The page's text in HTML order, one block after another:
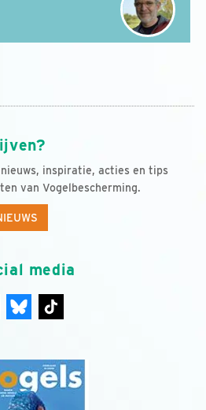
inspiratie, acties en tips
van Vogelbescherming.
media